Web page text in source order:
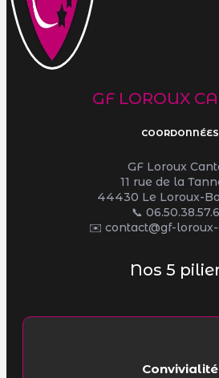
GF LOROUX
COORDONNÉES
GF Loroux
11 rue de la
44430 Le Loroux-
📞
✉️ contact@gf-
Nos 5
Convivialité